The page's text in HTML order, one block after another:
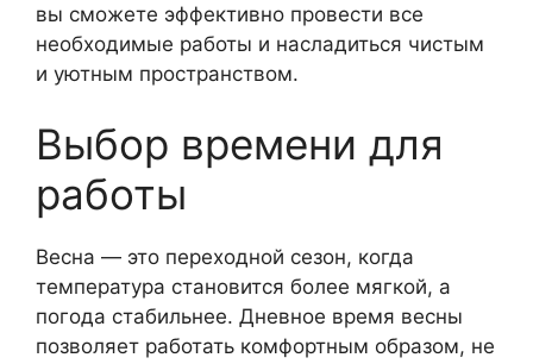
вы сможете эффективно провести все
необходимые работы и насладиться чистым
и уютным пространством.
Выбор времени для
работы
Весна — это переходной сезон, когда
температура становится более мягкой, а
погода стабильнее. Дневное время весны
позволяет работать комфортным образом, не